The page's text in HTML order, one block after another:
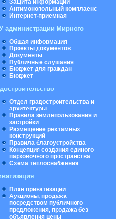
Защита информации
Антимонопольный комплаенс
Интернет-приемная
администрации Мирного
Общая информация
Проекты документов
Документы
Публичные слушания
Бюджет для граждан
Бюджет
Отдел градостроительства и
архитектуры
Правила землепользования и
застройки
Размещение рекламных
конструкций
Правила благоустройства
Концепция создания единого
парковочного пространства
Схема теплоснабжения
План приватизации
Аукционы, продажа
посредством публичного
предложения, продажа без
объявления цены